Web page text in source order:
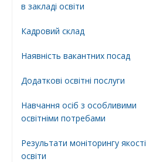
в закладі освіти
Кадровий склад
Наявність вакантних посад
Додатковi освiтнi послуги
Навчання осіб з особливими
освітніми потребами
Результати моніторингу якості
освіти